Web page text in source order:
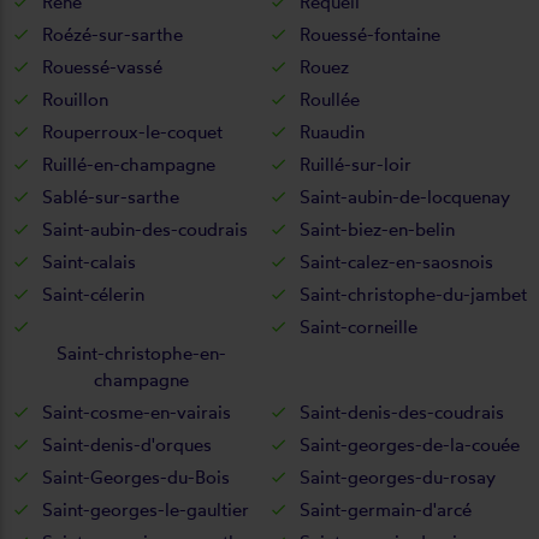
Roézé-sur-sarthe
Rouessé-fontaine
Rouessé-vassé
Rouez
Rouillon
Roullée
Rouperroux-le-coquet
Ruaudin
Ruillé-en-champagne
Ruillé-sur-loir
Sablé-sur-sarthe
Saint-aubin-de-locquenay
Saint-aubin-des-coudrais
Saint-biez-en-belin
Saint-calais
Saint-calez-en-saosnois
Saint-célerin
Saint-christophe-du-jambet
Saint-christophe-en-
champagne
Saint-corneille
Saint-cosme-en-vairais
Saint-denis-des-coudrais
Saint-denis-d'orques
Saint-georges-de-la-couée
Saint-Georges-du-Bois
Saint-georges-du-rosay
Saint-georges-le-gaultier
Saint-germain-d'arcé